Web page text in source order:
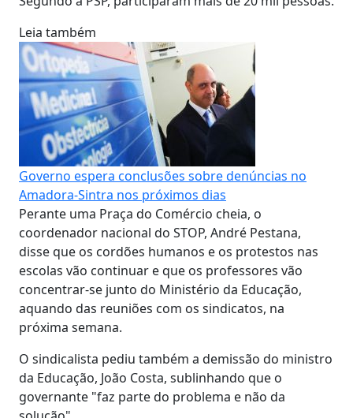
Leia também
Governo espera conclusões sobre denúncias no
Amadora-Sintra nos próximos dias
Perante uma Praça do Comércio cheia, o
coordenador nacional do STOP, André Pestana,
disse que os cordões humanos e os protestos nas
escolas vão continuar e que os professores vão
concentrar-se junto do Ministério da Educação,
aquando das reuniões com os sindicatos, na
próxima semana.
O sindicalista pediu também a demissão do ministro
da Educação, João Costa, sublinhando que o
governante "faz parte do problema e não da